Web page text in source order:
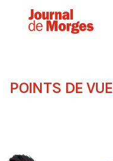
POINTS DE VUE